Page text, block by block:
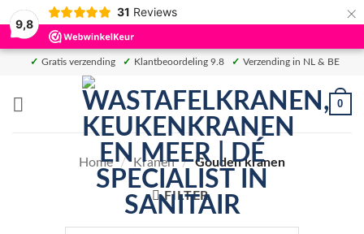
9,8
31 Reviews ×
inhoud
✓ Gratis verzending ✓ Klantbeoordeling 9.8 ✓ Verzending in NL & BE
0
Home / Kranen / Gouden kranen
FILTER